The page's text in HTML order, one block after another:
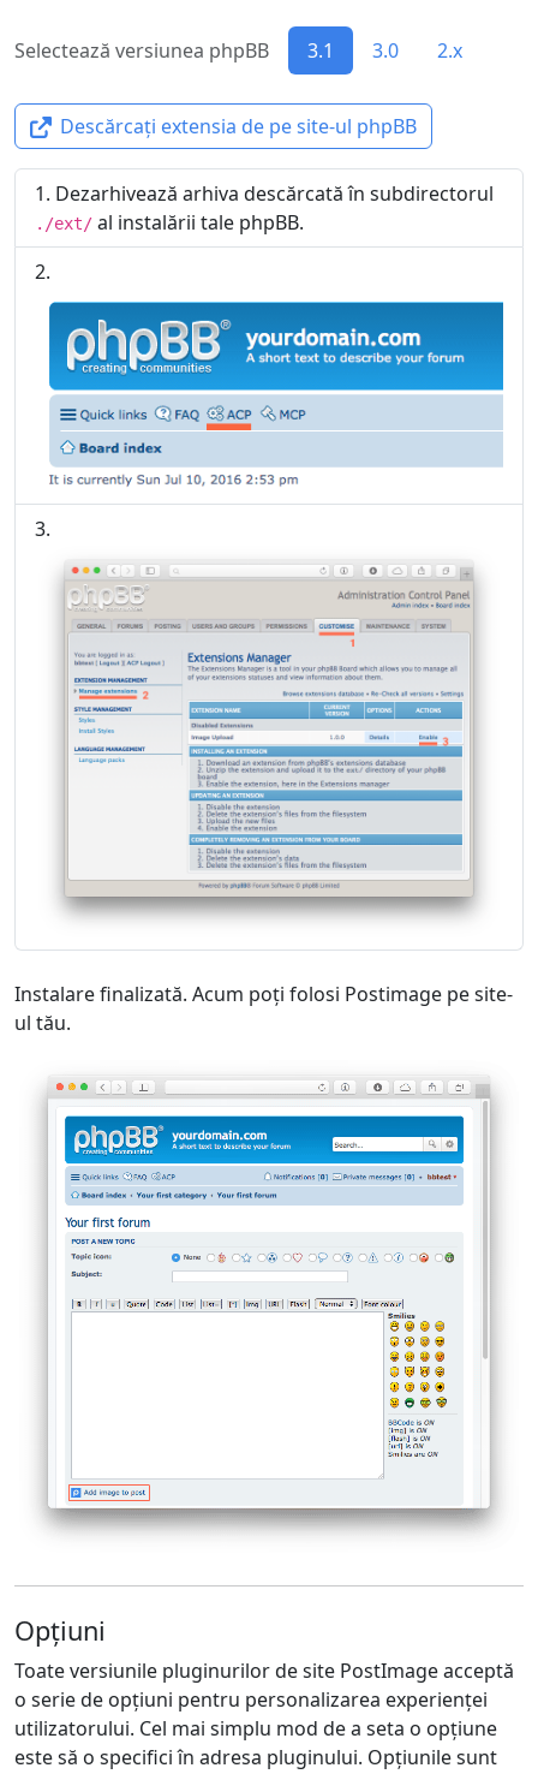
Selectează versiunea phpBB 3.1 3.0 2.x
Descărcați extensia de pe site-ul phpBB
Dezarhivează arhiva descărcată în subdirectorul
./ext/ al instalării tale phpBB.
Instalare finalizată. Acum poți folosi Postimage pe site-
ul tău.
Opțiuni
Toate versiunile pluginurilor de site PostImage acceptă
o serie de opțiuni pentru personalizarea experienței
utilizatorului. Cel mai simplu mod de a seta o opțiune
este să o specifici în adresa pluginului. Opțiunile sunt